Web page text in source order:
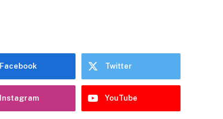
Facebook Twitter
Instagram YouTube